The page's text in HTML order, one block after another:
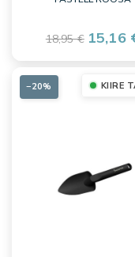
18,95 € 15,16
KIIRE
−20%